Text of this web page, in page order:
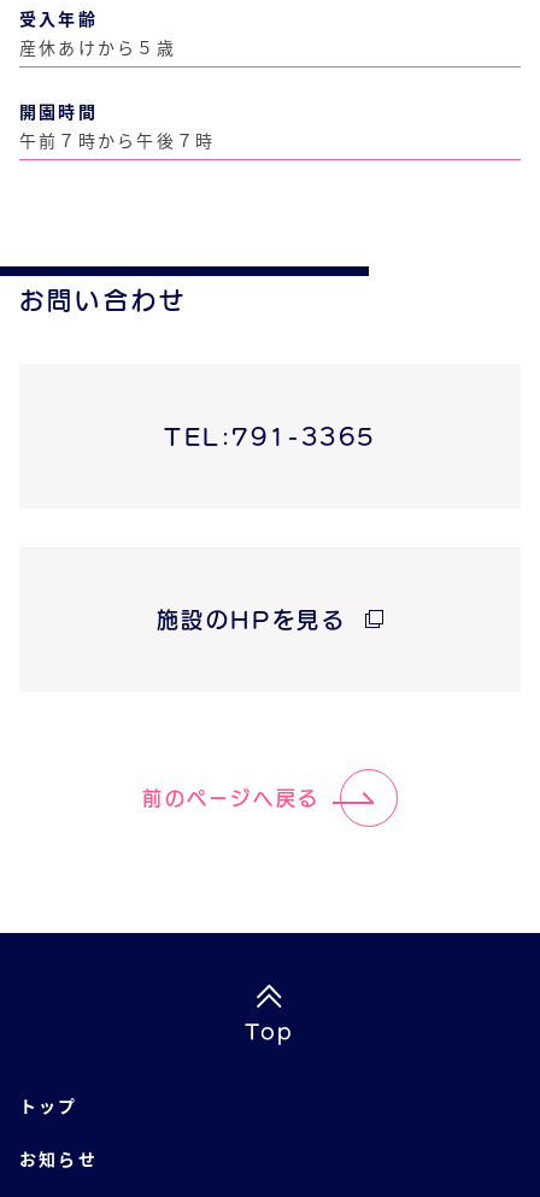
受入年齢
産休あけから５歳
開園時間
午前７時から午後７時
お問い合わせ
TEL:791-3365
施設のHPを見る
前のページへ戻る
Top
トップ
お知らせ